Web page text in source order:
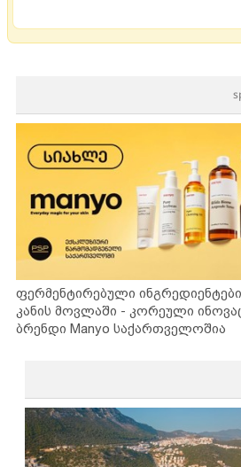
ფერმენტირებული ინგრედიენტები
კანის მოვლაში - კორეული
ბრენდი Manyo საქართველოშია